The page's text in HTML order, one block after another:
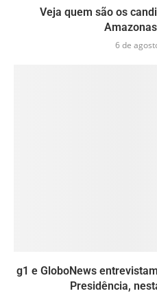
Veja quem são os
6 de
g1 e GloboNews
Presidência,